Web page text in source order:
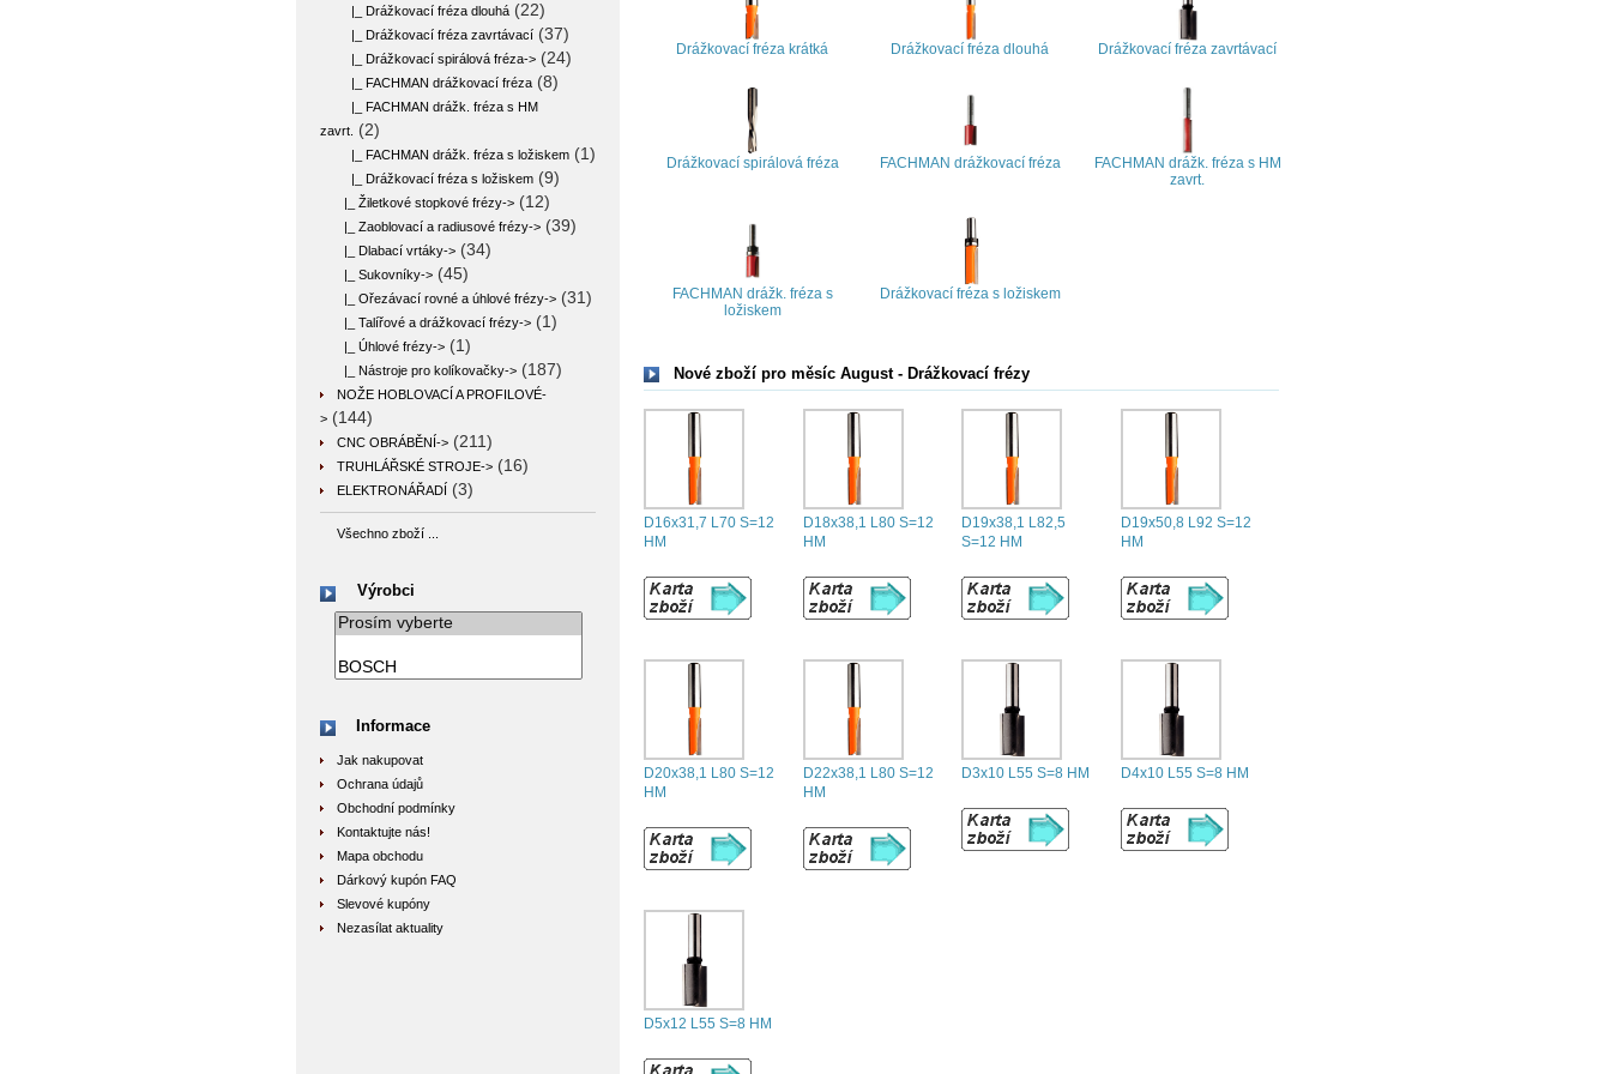
|_ Drážkovací fréza dlouhá (22)
|_ Drážkovací fréza zavrtávací (37)
|_ Drážkovací spirálová fréza-> (24)
|_ FACHMAN drážkovací fréza (8)
|_ FACHMAN drážk. fréza s HM
zavrt.
(2)
|_ FACHMAN drážk. fréza s ložiskem (1)
|_ Drážkovací fréza s ložiskem (9)
|_ Žiletkové stopkové frézy-> (12)
|_ Zaoblovací a radiusové frézy-> (39)
|_ Dlabací vrtáky-> (34)
|_ Sukovníky-> (45)
|_ Ořezávací rovné a úhlové frézy-> (31)
|_ Talířové a drážkovací frézy-> (1)
|_ Úhlové frézy-> (1)
|_ Nástroje pro kolíkovačky-> (187)
NOŽE HOBLOVACÍ A PROFILOVÉ-
> (144)
CNC OBRÁBĚNÍ-> (211)
TRUHLÁŘSKÉ STROJE-> (16)
ELEKTRONÁŘADÍ (3)
Všechno zboží ...
Výrobci
Informace
Jak nakupovat
Ochrana údajů
Obchodní podmínky
Kontaktujte nás!
Mapa obchodu
Dárkový kupón FAQ
Slevové kupóny
Nezasílat aktuality
Drážkovací fréza krátká Drážkovací fréza dlouhá Drážkovací fréza zavrtávací
Drážkovací spirálová fréza FACHMAN drážkovací fréza
FACHMAN drážk. fréza s HM
zavrt.
FACHMAN drážk. fréza s
ložiskem
Drážkovací fréza s ložiskem
Nové zboží pro měsíc August - Drážkovací frézy
D16x31,7 L70 S=12
HM
D18x38,1 L80 S=12
HM
D19x38,1 L82,5
S=12 HM
D19x50,8 L92 S=12
HM
D20x38,1 L80 S=12
HM
D22x38,1 L80 S=12
HM
D3x10 L55 S=8 HM D4x10 L55 S=8 HM
D5x12 L55 S=8 HM